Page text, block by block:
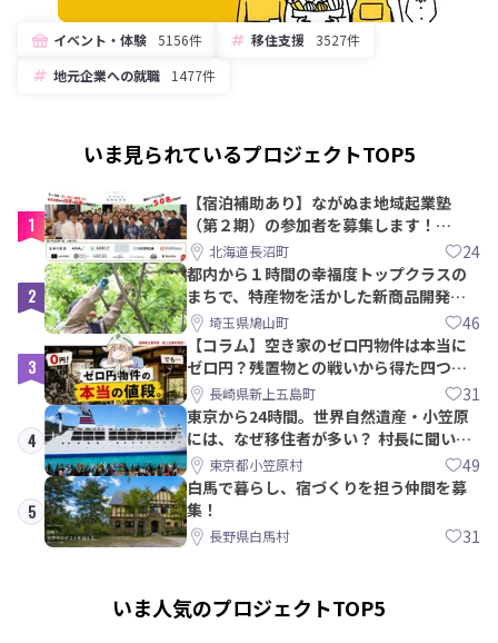
イベント・体験 5156件 移住支援 3527件
地元企業への就職
1477件
いま見られているプロジェクトTOP5
1
【宿泊補助あり】ながぬま地域起業塾
（第２期）の参加者を募集します！
【8/21〆】
北海道長沼町 24
2
都内から１時間の幸福度トップクラスの
まちで、特産物を活かした新商品開発＆
PRメンバー募集！
埼玉県鳩山町 46
3
【コラム】空き家のゼロ円物件は本当に
ゼロ円？残置物との戦いから得た四つの
教訓｜新上五島町
長崎県新上五島町 31
4
東京から24時間。世界自然遺産・小笠原
には、なぜ移住者が多い？ 村長に聞いて
みた東京都小笠原村 49
5
白馬で暮らし、宿づくりを担う仲間を募
集！
長野県白馬村 31
いま人気のプロジェクトTOP5